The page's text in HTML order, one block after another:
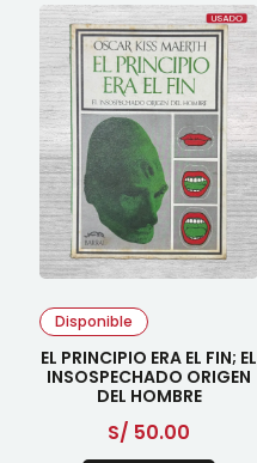
Disponible
EL PRINCIPIO ERA EL FIN; EL
INSOSPECHADO ORIGEN
DEL HOMBRE
S/ 50.00